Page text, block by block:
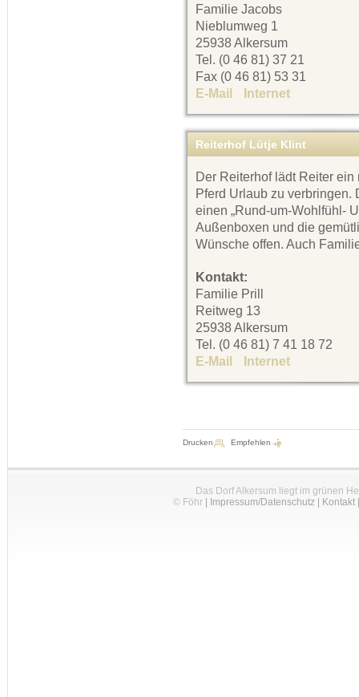
Familie Jacobs
Nieblumweg 1
25938 Alkersum
Tel. (0 46 81) 37 21
Fax (0 46 81) 53 31
E-Mail
Internet
Reiterhof Lütje Klint
Der Reiterhof lädt Reiter ein
Pferd Urlaub zu verbringen.
einen „Rund-um-Wohlfühl-
Außenboxen und die
Wünsche offen. Auch
Kontakt:
Familie Prill
Reitweg 13
25938 Alkersum
Tel. (0 46 81) 7 41 18 72
E-Mail
Internet
Drucken Empfehlen
Das Dorf Alkersum liegt im grünen
© Föhr| Impressum/Datenschutz| Kontakt